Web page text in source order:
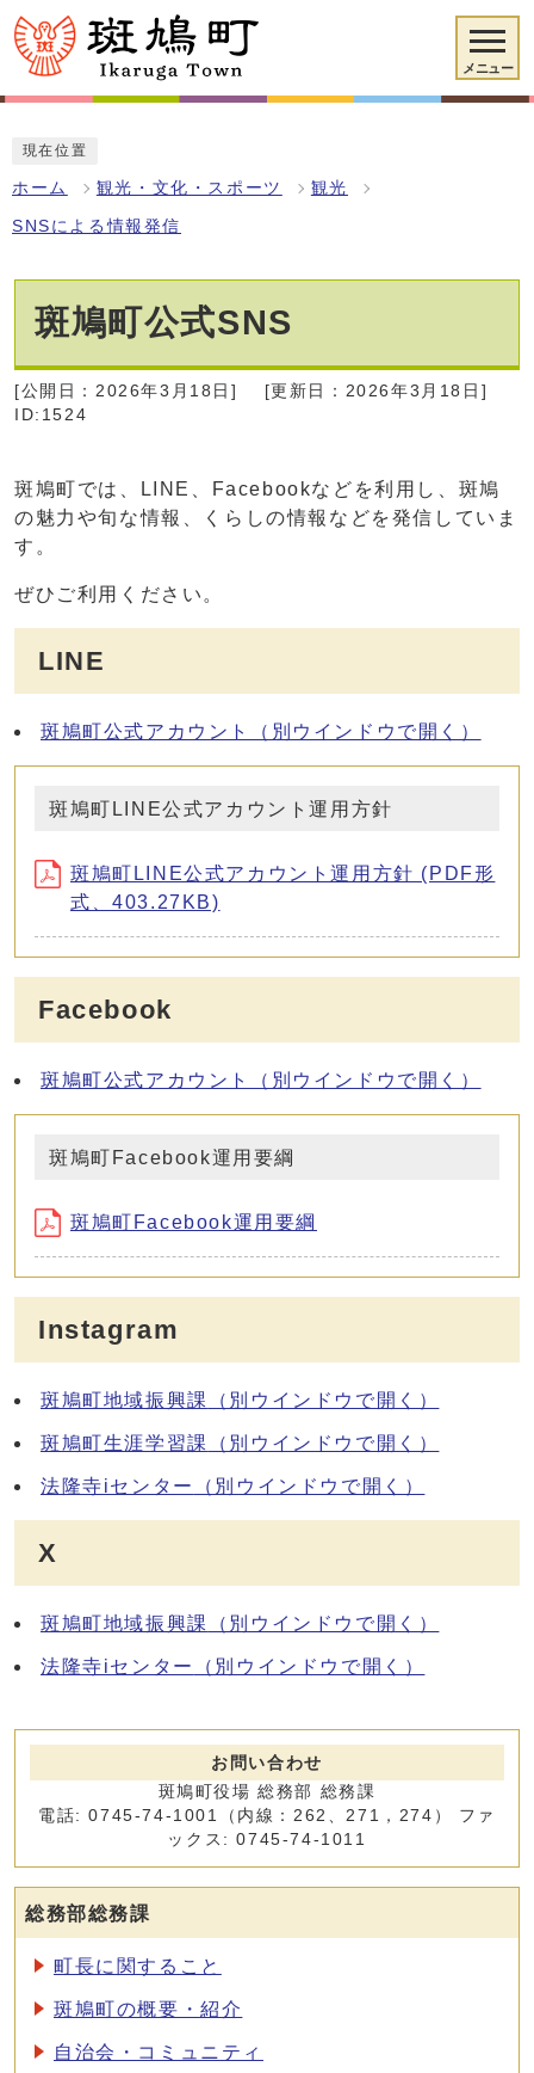
メニュー
現在位置
ホーム 観光・文化・スポーツ 観光
SNSによる情報発信
斑鳩町公式SNS
[公開日：2026年3月18日]
[更新日：2026年3月18日]
ID:1524
斑鳩町では、LINE、Facebookなどを利用し、斑鳩
の魅力や旬な情報、くらしの情報などを発信していま
す。
ぜひご利用ください。
LINE
斑鳩町公式アカウント （別ウインドウで開く）
斑鳩町LINE公式アカウント運用方針
斑鳩町LINE公式アカウント運用方針 (PDF形
式、403.27KB)
Facebook
斑鳩町公式アカウント （別ウインドウで開く）
斑鳩町Facebook運用要綱
斑鳩町Facebook運用要綱
Instagram
斑鳩町地域振興課 （別ウインドウで開く）
斑鳩町生涯学習課 （別ウインドウで開く）
法隆寺iセンター （別ウインドウで開く）
X
斑鳩町地域振興課 （別ウインドウで開く）
法隆寺iセンター （別ウインドウで開く）
お問い合わせ
斑鳩町役場 総務部 総務課
電話: 0745-74-1001（内線：262、271，274） ファ
ックス: 0745-74-1011
総務部総務課
町長に関すること
斑鳩町の概要・紹介
自治会・コミュニティ